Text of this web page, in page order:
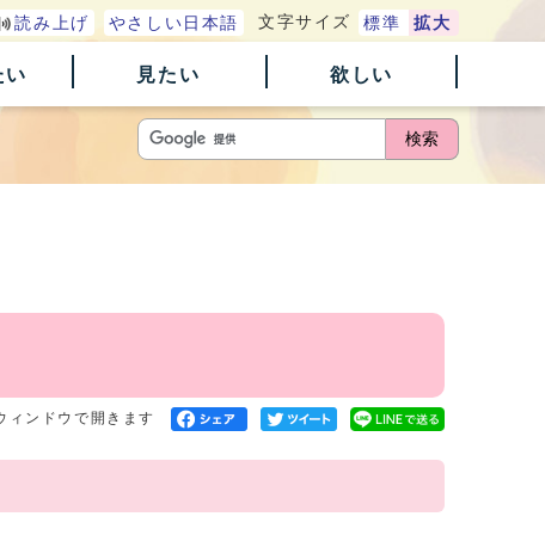
読み上げ やさしい日本語 文字サイズ 標準 拡大
い 見たい 欲しい
検索
ィンドウで開きます